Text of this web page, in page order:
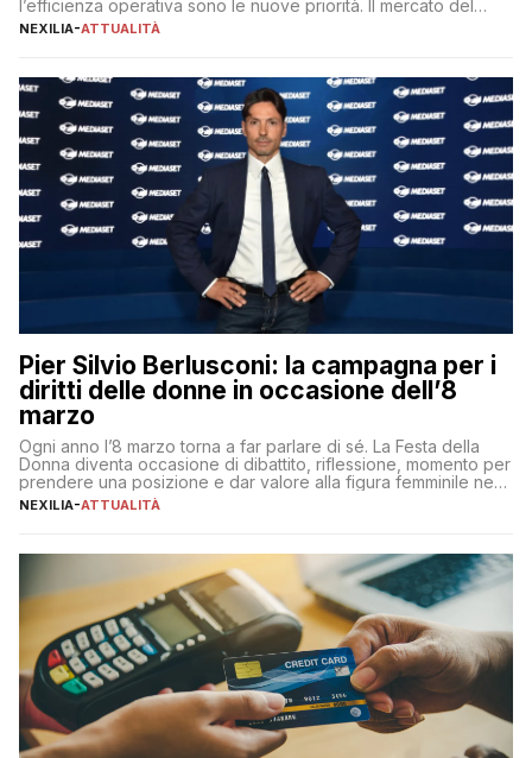
l’efficienza operativa sono le nuove priorità. Il mercato del
lavoro, d’altra parte, è sempre più competitivo con una lotta
NEXILIA-ATTUALITÀ
Pier Silvio Berlusconi: la campagna per i
diritti delle donne in occasione dell’8
marzo
Ogni anno l’8 marzo torna a far parlare di sé. La Festa della
Donna diventa occasione di dibattito, riflessione, momento per
prendere una posizione e dar valore alla figura femminile nella
sua complessità e crucialità. A lanciare un messaggio “forte e
NEXILIA-ATTUALITÀ